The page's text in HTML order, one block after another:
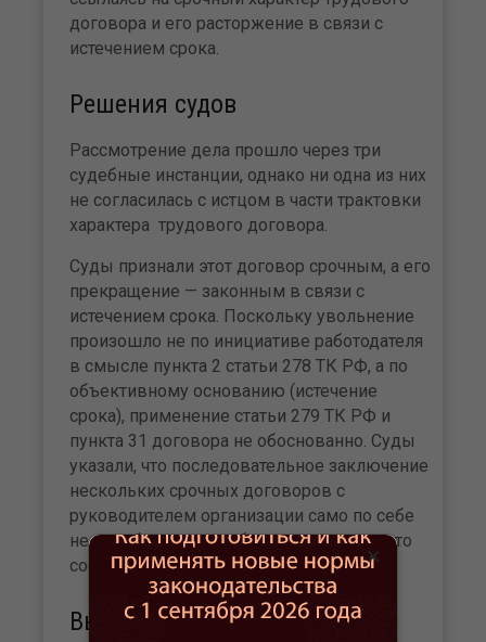
договора и его расторжение в связи с
истечением срока.
Решения судов
Рассмотрение дела прошло через три
судебные инстанции, однако ни одна из них
не согласилась с истцом в части трактовки
характера трудового договора.
Суды признали этот договор срочным, а его
прекращение — законным в связи с
истечением срока. Поскольку увольнение
произошло не по инициативе работодателя
в смысле пункта 2 статьи 278 ТК РФ, а по
объективному основанию (истечение
срока), применение статьи 279 ТК РФ и
пункта 31 договора не обоснованно. Суды
указали, что последовательное заключение
нескольких срочных договоров с
руководителем организации само по себе
не преобразует их в бессрочные, если это
соответствует части 2 статьи 59 ТК РФ.
Вывод
×